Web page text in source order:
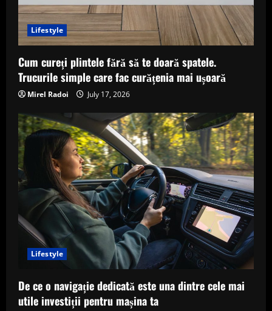
Lifestyle
Cum cureți plintele fără să te doară spatele.
Trucurile simple care fac curățenia mai ușoară
Mirel Radoi July 17, 2026
Lifestyle
De ce o navigație dedicată este una dintre cele mai
utile investiții pentru mașina ta